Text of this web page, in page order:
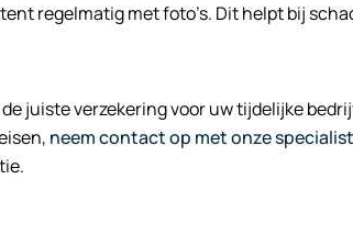
regelmatig met foto’s. Dit helpt bij
juiste verzekering voor uw tijdelijke
neem contact op met onze